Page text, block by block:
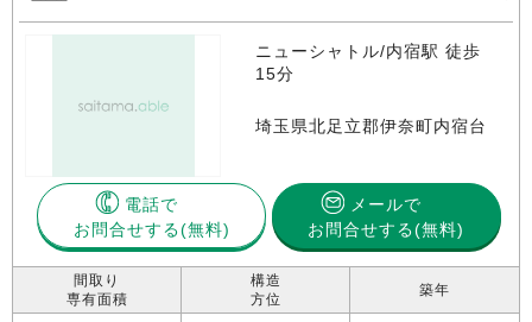
ニューシャトル/内宿駅 徒歩
15分
埼玉県北足立郡伊奈町内宿台
電話で
お問合せする
メールで
お問合せする(無料)
間取り
専有面積
構造
方位
築年